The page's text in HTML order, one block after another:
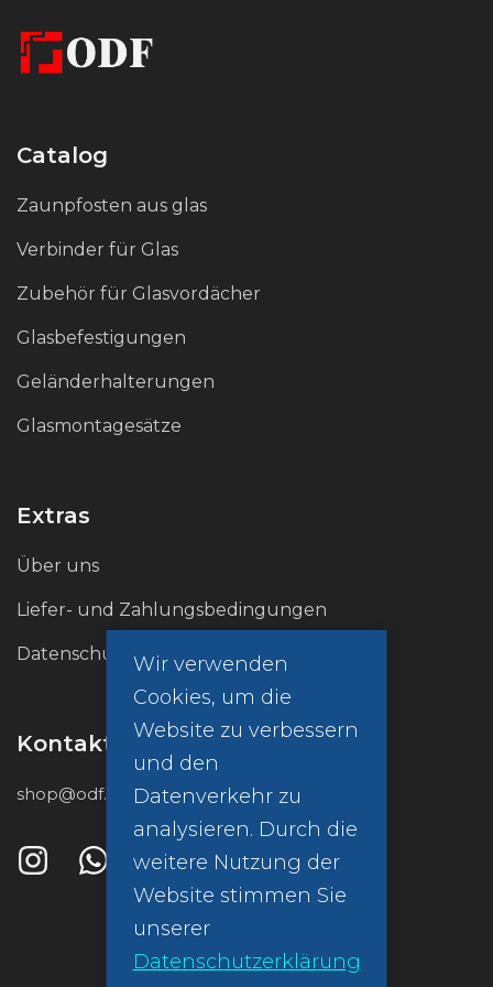
Catalog
Zaunpfosten aus glas
Verbinder für Glas
Zubehör für Glasvordächer
Glasbefestigungen
Geländerhalterungen
Glasmontagesätze
Extras
Über uns
Liefer- und Zahlungsbedingungen
Datenschutzrichtlinie (GDPR)
Kontakt
shop@odf.global
Wir verwenden
Cookies, um die
Website zu verbessern
und den
Datenverkehr zu
analysieren. Durch die
weitere Nutzung der
Website stimmen Sie
unserer
Datenschutzerklärung